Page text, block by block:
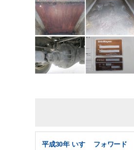
平成30年 いすゞ フォワード